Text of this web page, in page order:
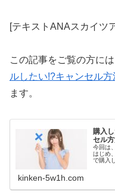
[テキストANAスカイツ
この記事をご覧の方には
ルしたい!?キャンセル
ます。
購入
セル
今回は
はじめ
で購入
まとめ
kinken-5w1h.com